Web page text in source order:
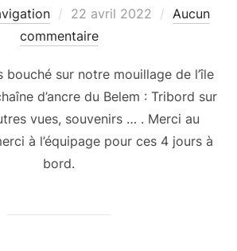
Publié
le
22 avril 2022
Aucun
commentaire
bouché sur notre mouillage de l’île
d’ancre du Belem : Tribord sur
vues, souvenirs … . Merci au
à l’équipage pour ces 4 jours à
bord.